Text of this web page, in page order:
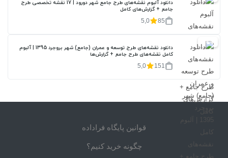
دانلود آلبوم نقشه‌های طرح جامع شهر دورود | 17 نقشه تخصصی طرح
جامع + گزارش‌های کامل
85
5,0
20%
دانلود نقشه‌های طرح توسعه و عمران (جامع) شهر بروجرد 1395 | آلبوم
کامل نقشه‌های طرح جامع + گزارش‌ها
151
5,0
قوانین پایگاه فراداده
چگونه خرید کنیم؟